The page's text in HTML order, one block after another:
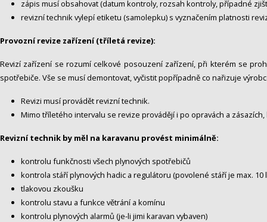
zápis musí obsahovat (datum kontroly, rozsah kontroly, případné
revizní technik vylepí etiketu (samolepku) s vyznačením platnosti
Provozní revize zařízení (tříletá revize):
Revizí zařízení se rozumí celkové posouzení zařízení, při kterém se
spotřebiče. Vše se musí demontovat, vyčistit popřípadně co nařizuje
Revizi musí provádět revizní technik.
Mimo tříletého intervalu se revize provádějí i po opravách a
Revizní technik by měl na karavanu provést minimálně:
kontrolu funkčnosti všech plynových spotřebičů
kontrola stáří plynových hadic a regulátoru (povolené stáří je max. 10
tlakovou zkoušku
kontrolu stavu a funkce větrání a komínu
kontrolu plynových alarmů (je-li jimi karavan vybaven)